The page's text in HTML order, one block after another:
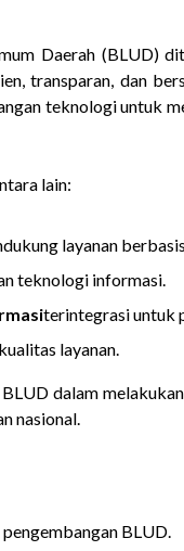
Daerah (BLUD)
transparan, dan
teknologi untuk
lain:
layanan
teknologi informasi.
terintegrasi untuk
layanan.
dalam
nasional.
BLUD.